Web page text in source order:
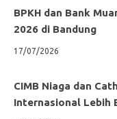
BPKH dan Bank
2026 di Bandung
17/07/2026
CIMB Niaga dan
Internasional Lebih